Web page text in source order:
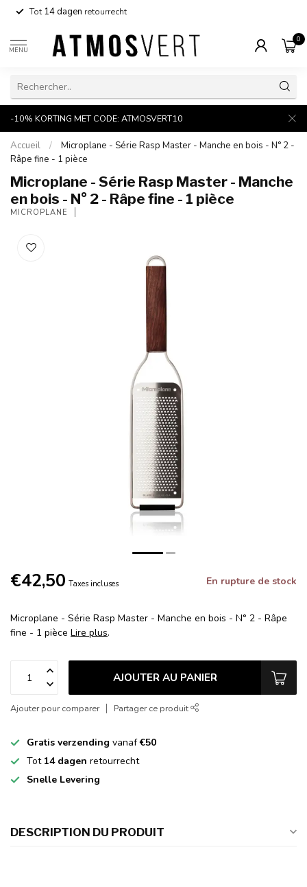
Tot14 dagen retourrecht
MENU
0
-10% KORTING MET CODE: ATMOSVERT10
Accueil /
Microplane - Série Rasp Master - Manche en bois - N° 2 -
Râpe fine - 1 pièce
Microplane - Série Rasp Master - Manche
en bois - N° 2 - Râpe fine - 1 pièce
MICROPLANE
€42,50 Taxes incluses En rupture de stock
Microplane - Série Rasp Master - Manche en bois - N° 2 - Râpe
fine - 1 pièce Lire plus.
AJOUTER AU PANIER
Ajouter pour comparer Partager ce produit
Gratis verzending vanaf€50
Tot 14 dagen retourrecht
Snelle Levering
DESCRIPTION DU PRODUIT